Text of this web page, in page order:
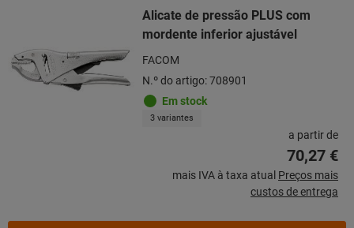
Alicate de pressão PLUS com
mordente inferior ajustável
FACOM
N.º do artigo: 708901
Em stock
3 variantes
a partir de
70,27 €
mais IVA à taxa atual Preços mais
custos de entrega